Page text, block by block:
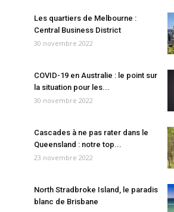
Les quartiers de Melbourne :
Central Business District
30 novembre 2022
COVID-19 en Australie : le point sur
la situation pour les...
30 novembre 2022
Cascades à ne pas rater dans le
Queensland : notre top...
23 novembre 2022
North Stradbroke Island, le paradis
blanc de Brisbane